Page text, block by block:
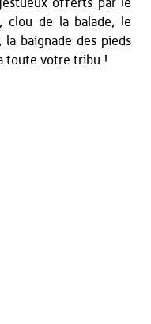
offerts par le
clou de la balade, le
la baignade des pieds
toute votre tribu !